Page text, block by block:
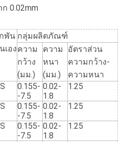
0.02mm
พัน
เอง
กลุ่มผลิตภัณฑ์
ความ
กว้าง
(มม.)
ความ
หนา
(มม.)
อัตราส่วน
ความกว้าง-
ความหนา
0.155-
-7.5
0.02-
1.8
1.25
0.155-
-7.5
0.02-
1.8
1.25
0.155-
-7.5
0.02-
1.8
1.25